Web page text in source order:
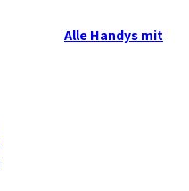
Alle Handys mit